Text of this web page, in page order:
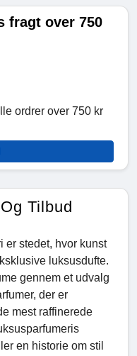
fragt over 750
ordrer over 750 kr
Tilbud
er stedet, hvor kunst
luksusdufte.
gennem et udvalg
der er
mest raffinerede
en historie om stil